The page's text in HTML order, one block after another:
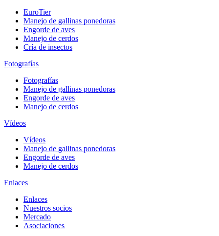
EuroTier
Manejo de gallinas ponedoras
Engorde de aves
Manejo de cerdos
Cría de insectos
Fotografías
Fotografías
Manejo de gallinas ponedoras
Engorde de aves
Manejo de cerdos
Vídeos
Vídeos
Manejo de gallinas ponedoras
Engorde de aves
Manejo de cerdos
Enlaces
Enlaces
Nuestros socios
Mercado
Asociaciones